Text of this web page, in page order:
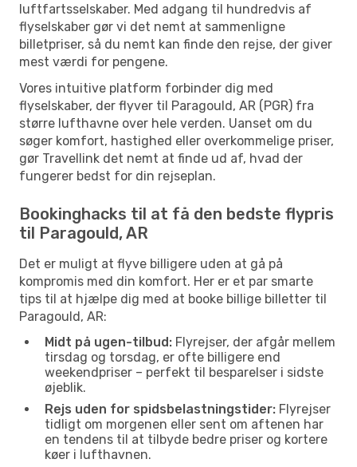
luftfartsselskaber. Med adgang til hundredvis af
flyselskaber gør vi det nemt at sammenligne
billetpriser, så du nemt kan finde den rejse, der giver
mest værdi for pengene.
Vores intuitive platform forbinder dig med
flyselskaber, der flyver til Paragould, AR (PGR) fra
større lufthavne over hele verden. Uanset om du
søger komfort, hastighed eller overkommelige priser,
gør Travellink det nemt at finde ud af, hvad der
fungerer bedst for din rejseplan.
Bookinghacks til at få den bedste flypris
til Paragould, AR
Det er muligt at flyve billigere uden at gå på
kompromis med din komfort. Her er et par smarte
tips til at hjælpe dig med at booke billige billetter til
Paragould, AR:
Midt på ugen-tilbud: Flyrejser, der afgår mellem
tirsdag og torsdag, er ofte billigere end
weekendpriser – perfekt til besparelser i sidste
øjeblik.
Rejs uden for spidsbelastningstider: Flyrejser
tidligt om morgenen eller sent om aftenen har
en tendens til at tilbyde bedre priser og kortere
køer i lufthavnen.